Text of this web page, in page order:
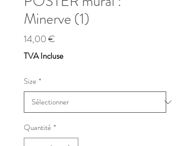
Minerve (1)
14,00 €
TVA Incluse
Size *
Quantité *